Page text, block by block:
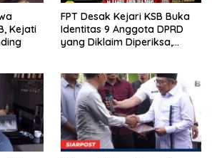
Kejati
FPT Desak Kejari KSB Buka
Identitas 9 Anggota DPRD
yang Diklaim Diperiksa,